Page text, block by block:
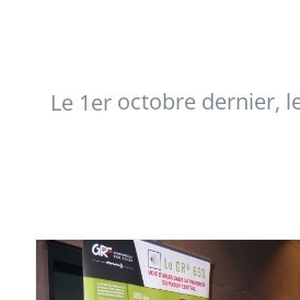
Le 1eroctobre dernier,